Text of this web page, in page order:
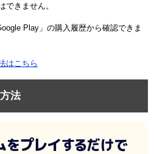
できません。
Play」の購入履歴から確認できま
はこちら
法